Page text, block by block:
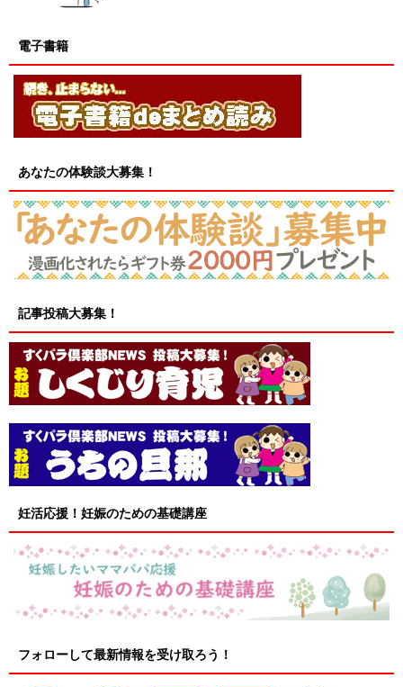
電子書籍
あなたの体験談大募集！
記事投稿大募集！
妊活応援！妊娠のための基礎講座
フォローして最新情報を受け取ろう！